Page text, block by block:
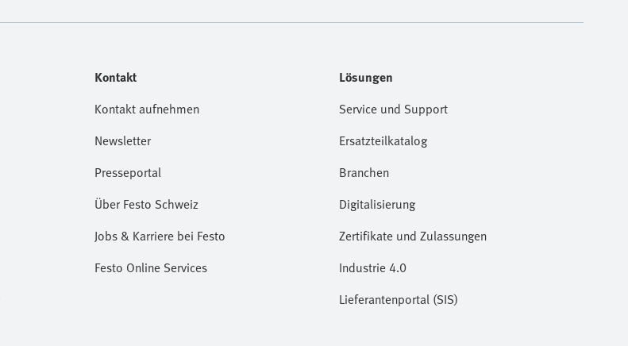
Kontakt
Kontakt aufnehmen
Newsletter
Presseportal
Über Festo Schweiz
Jobs & Karriere bei Festo
Festo Online Services
Lösungen
Service und Support
Ersatzteilkatalog
Branchen
Digitalisierung
Zertifikate und Zulassungen
Industrie 4.0
Lieferantenportal (SIS)